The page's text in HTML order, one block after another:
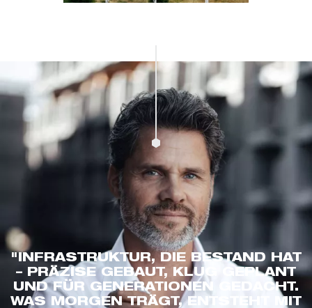
"INFRASTRUKTUR, DIE BESTAND HAT
– PRÄZISE GEBAUT, KLUG GEPLANT
UND FÜR GENERATIONEN GEDACHT.
WAS MORGEN TRÄGT, ENTSTEHT MIT